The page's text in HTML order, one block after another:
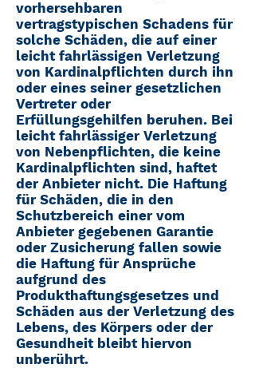
vorhersehbaren
vertragstypischen Schadens für
solche Schäden, die auf einer
leicht fahrlässigen Verletzung
von Kardinalpflichten durch ihn
oder eines seiner gesetzlichen
Vertreter oder
Erfüllungsgehilfen beruhen. Bei
leicht fahrlässiger Verletzung
von Nebenpflichten, die keine
Kardinalpflichten sind, haftet
der Anbieter nicht. Die Haftung
für Schäden, die in den
Schutzbereich einer vom
Anbieter gegebenen Garantie
oder Zusicherung fallen sowie
die Haftung für Ansprüche
aufgrund des
Produkthaftungsgesetzes und
Schäden aus der Verletzung des
Lebens, des Körpers oder der
Gesundheit bleibt hiervon
unberührt.